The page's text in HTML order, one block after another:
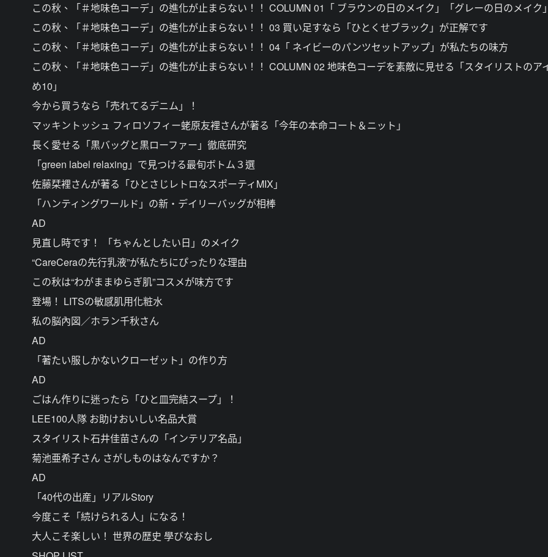
この秋、「＃地味色コーデ」の進化が止まらない！！ COLUMN 01「 ブラウンの日のメイク」「グレーの日のメイク」
この秋、「＃地味色コーデ」の進化が止まらない！！ 03 買い足すなら「ひとくせブラック」が正解です
この秋、「＃地味色コーデ」の進化が止まらない！！ 04「 ネイビーのパンツセットアップ」が私たちの味方
この秋、「＃地味色コーデ」の進化が止まらない！！ COLUMN 02 地味色コーデを素敵に見せる「スタイリストのア
め10」
今から買うなら「売れてるデニム」！
マッキントッシュ フィロソフィー蛯原友裡さんが著る「今年の本命コート＆ニット」
長く愛せる「黒バッグと黒ローファー」徹底研究
「green label relaxing」で見つける最旬ボトム３選
佐藤栞裡さんが著る「ひとさじレトロなスポーティMIX」
「ハンティングワールド」の新・デイリーバッグが相棒
AD
見直し時です！ 「ちゃんとしたい日」のメイク
“CareCeraの先行乳液”が私たちにぴったりな理由
この秋は“わがままゆらぎ肌”コスメが味方です
登場！ LITSの敏感肌用化粧水
私の脳內図／ホラン千秋さん
AD
「著たい服しかないクローゼット」の作り方
AD
ごはん作りに迷ったら「ひと皿完結スープ」！
LEE100人隊 お助けおいしい名品大賞
スタイリスト石井佳苗さんの「インテリア名品」
菊池亜希子さん さがしものはなんですか？
AD
「40代の出産」リアルStory
今度こそ「続けられる人」になる！
大人こそ楽しい！ 世界の歴史 學びなおし